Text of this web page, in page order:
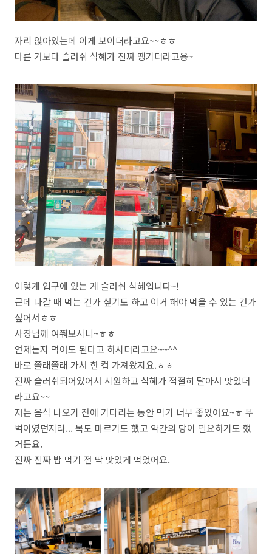
자리 앉아있는데 이게 보이더라고요~~ㅎㅎ
다른 거보다 슬러쉬 식혜가 진짜 땡기더라고용~
이렇게 입구에 있는 게 슬러쉬 식혜입니다~!
근데 나갈 때 먹는 건가 싶기도 하고 이거 해야 먹을 수 있는 건가
싶어서ㅎㅎ
사장님께 여쭤보시니~ㅎㅎ
언제든지 먹어도 된다고 하시더라고요~~^^
바로 쫄래쫄래 가서 한 컵 가져왔지요.ㅎㅎ
진짜 슬러쉬되어있어서 시원하고 식혜가 적절히 달아서 맛있더
라고요~~
저는 음식 나오기 전에 기다리는 동안 먹기 너무 좋았어요~ㅎ 뚜
벅이였던지라... 목도 마르기도 했고 약간의 당이 필요하기도 했
거든요.
진짜 진짜 밥 먹기 전 딱 맛있게 먹었어요.